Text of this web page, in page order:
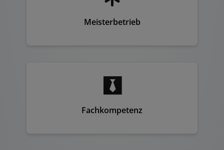
Meisterbetrieb
Fachkompetenz